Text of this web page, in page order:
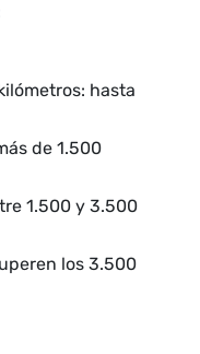
hasta
de 1.500
1.500 y 3.500
los 3.500